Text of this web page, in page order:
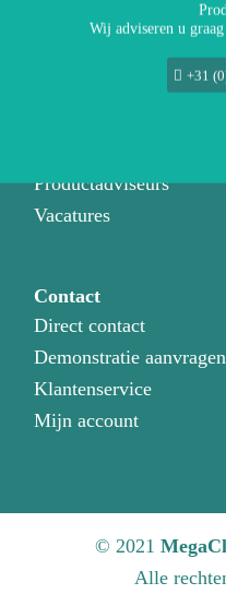
Nieuws
Productadviseurs
Vacatures
Contact
Direct contact
Demonstratie aanvragen
Klantenservice
Mijn account
© 2021
Alle
Wij adviseren u
+31